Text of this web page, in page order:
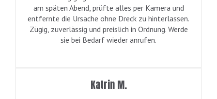
am späten Abend, prüfte alles per Kamera und
entfernte die Ursache ohne Dreck zu hinterlassen.
Zügig, zuverlässig und preislich in Ordnung. Werde
sie bei Bedarf wieder anrufen.
Katrin M.